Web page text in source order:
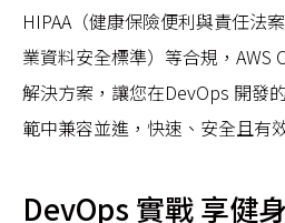
HIPAA（健康保險便利與責任法
業資料安全標準）等合規，AWS
解決方案，讓您在DevOps 開發
範中兼容並進，快速、安全且有
DevOps 實戰 享健